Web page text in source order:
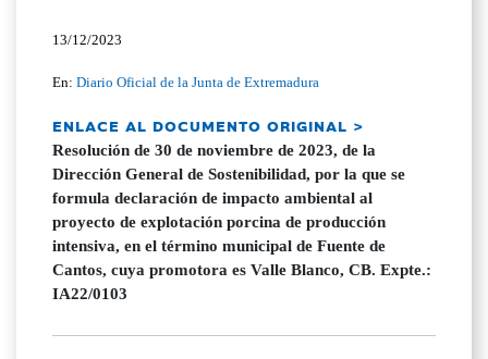
13/12/2023
En:Diario Oficial de la Junta de Extremadura
ENLACE AL DOCUMENTO ORIGINAL >
Resolución de 30 de noviembre de 2023, de la
Dirección General de Sostenibilidad, por la que se
formula declaración de impacto ambiental al
proyecto de explotación porcina de producción
intensiva, en el término municipal de Fuente de
Cantos, cuya promotora es Valle Blanco, CB. Expte.:
IA22/0103